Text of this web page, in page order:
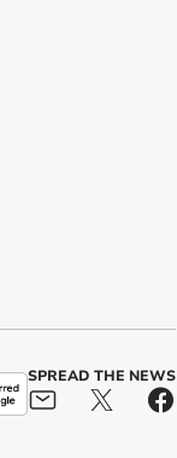
SPREAD THE NEWS